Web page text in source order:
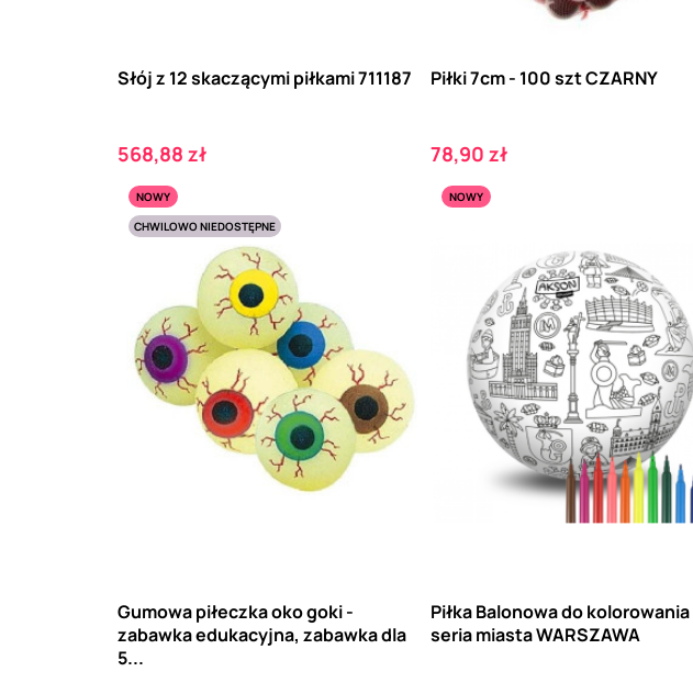
Słój z 12 skaczącymi piłkami 711187
Cena
568,88 zł
Piłki 7cm - 100 szt CZARNY
Cena
78,90 zł
NOWY
CHWILOWO NIEDOSTĘPNE
Gumowa piłeczka oko goki -
zabawka edukacyjna, zabawka dla
5...
NOWY
Piłka Balonowa do kolorowania
seria miasta WARSZAWA